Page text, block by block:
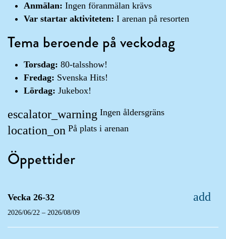
Anmälan: Ingen föranmälan krävs
Var startar aktiviteten: I arenan på resorten
Tema beroende på veckodag
Torsdag: 80-talsshow!
Fredag: Svenska Hits!
Lördag: Jukebox!
escalator_warning Ingen åldersgräns
location_on På plats i arenan
Öppettider
add
Vecka 26-32
2026/06/22 – 2026/08/09